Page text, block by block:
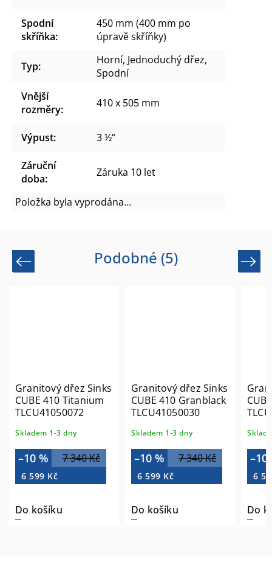
Spodní
skříňka:
450 mm (400 mm po
úpravě skříňky)
Typ:
Horní, Jednoduchý dřez,
Spodní
Vnější
rozměry: 410 x 505 mm
Výpust: 3 ½“
Záruční
doba: Záruka 10 let
Položka byla vyprodána…
Podobné (5)
Previous
Granitový dřez Sinks
CUBE 410 Titanium
TLCU41050072
Skladem 1-3 dny
7 340 Kč
–10 %
6 599 Kč
Do košíku
Granitový dřez Sinks
CUBE 410 Granblack
TLCU41050030
Skladem 1-3 dny
7 340 Kč
–10 %
6 599 Kč
Do košíku
–10
6
Do
Next